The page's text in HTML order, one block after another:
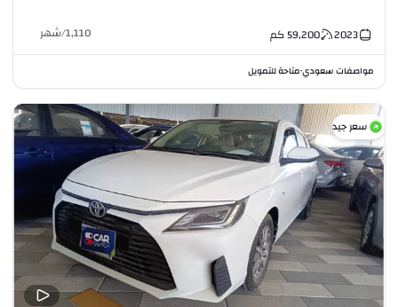
2023
59,200كم 1,110
/شهر
مواصفات سعودي•متاحة للتمويل
سعر جيد